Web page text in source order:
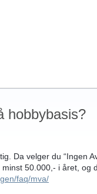
hobbybasis?
Da velger du “Ingen
50.000,- i året, og
faq/mva/